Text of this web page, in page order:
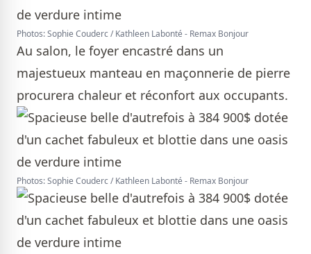
Photos: Sophie Couderc / Kathleen Labonté - Remax Bonjour
Au salon, le foyer encastré dans un
majestueux manteau en maçonnerie de pierre
procurera chaleur et réconfort aux occupants.
Photos: Sophie Couderc / Kathleen Labonté - Remax Bonjour